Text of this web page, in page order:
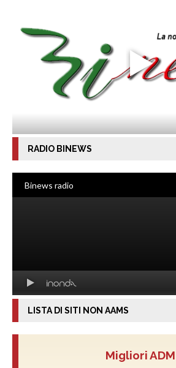
RADIO BINEWS
LISTA DI SITI NON AAMS
Migliori ADM